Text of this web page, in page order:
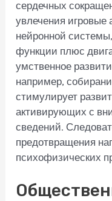
сердечных
увлечения
нейронной
функции плюс
умственное
например,
стимулирует
активирующих с
сведений.
предотвращения
психофизических